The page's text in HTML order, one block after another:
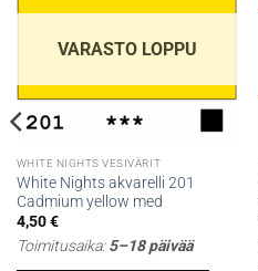
VARASTO LOPPU
WHITE NIGHTS VESIVÄRIT
White Nights akvarelli 201
Cadmium yellow med
4,50€
Toimitusaika:5–18 päivää